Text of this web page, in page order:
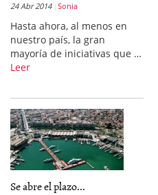
24 Abr 2014 Sonia
Hasta ahora, al menos en
nuestro país, la gran
mayoría de iniciativas que …
Leer
Se abre el plazo...